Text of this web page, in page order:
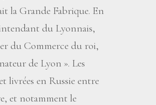
la Grande Fabrique. En
du Lyonnais,
du Commerce du roi,
de Lyon ». Les
livrées en Russie entre
et notamment le